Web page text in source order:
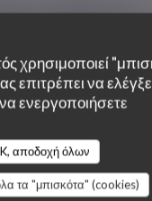
χρησιμοποιεί
επιτρέπει να
ενεργοποιήσετε
αποδοχή όλων
τα "μπισκότα" (cookies)
μας